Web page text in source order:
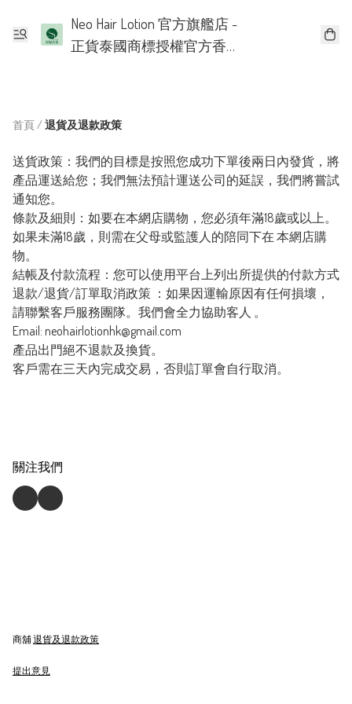
Neo Hair Lotion 官方旗艦店 -
正貨泰國商標授權官方香
首頁/退貨及退款政策
送貨政策：我們的目標是按照您成功下單後兩日內發貨，將
產品運送給您；我們無法預計運送公司的延誤，我們將嘗試
通知您。
條款及細則：如要在本網店購物，您必須年滿18歲或以上。
如果未滿18歲，則需在父母或監護人的陪同下在 本網店購
物。
結帳及付款流程：您可以使用平台上列出所提供的付款方式
退款/退貨/訂單取消政策 ：如果因運輸原因有任何損壞，
請聯繫客戶服務團隊。我們會全力協助客人 。
Email: neohairlotionhk@gmail.com
產品出門絕不退款及換貨。
客戶需在三天內完成交易，否則訂單會自行取消。
關注我們
商舖退貨及退款政策
提出意見